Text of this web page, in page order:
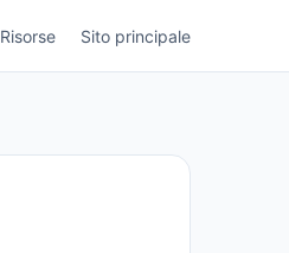
Risorse Sito principale